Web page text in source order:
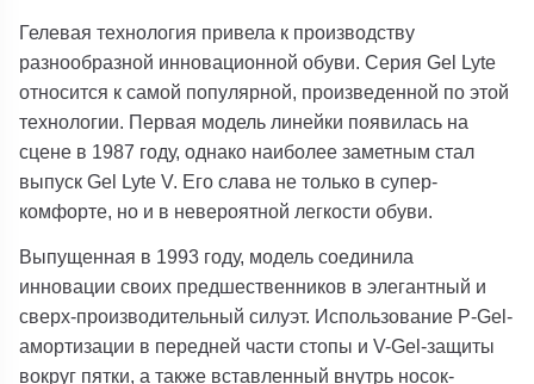
Гелевая технология привела к производству
разнообразной инновационной обуви. Серия Gel Lyte
относится к самой популярной, произведенной по этой
технологии. Первая модель линейки появилась на
сцене в 1987 году, однако наиболее заметным стал
выпуск Gel Lyte V. Его слава не только в супер-
комфорте, но и в невероятной легкости обуви.
Выпущенная в 1993 году, модель соединила
инновации своих предшественников в элегантный и
сверх-производительный силуэт. Использование P-Gel-
амортизации в передней части стопы и V-Gel-защиты
вокруг пятки, а также вставленный внутрь носок-